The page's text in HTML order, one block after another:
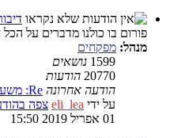
פורום בו כולנו מדברים על הכל
מנהל: מפקחים
1599 נושאים
20770 הודעות
הודעה אחרונה Re: משעמם לי רצח
על ידי eli_lea צפה
01 אפריל 2019 15:50